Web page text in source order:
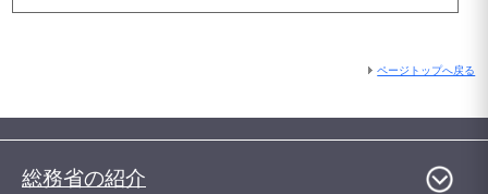
ページトップへ戻る
総務省の紹介